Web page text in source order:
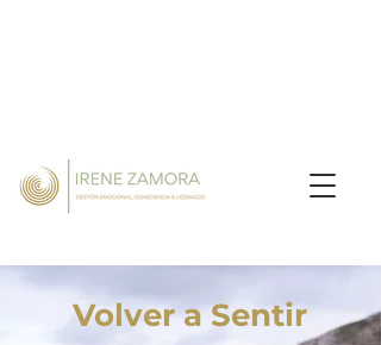
Volver a Sentir